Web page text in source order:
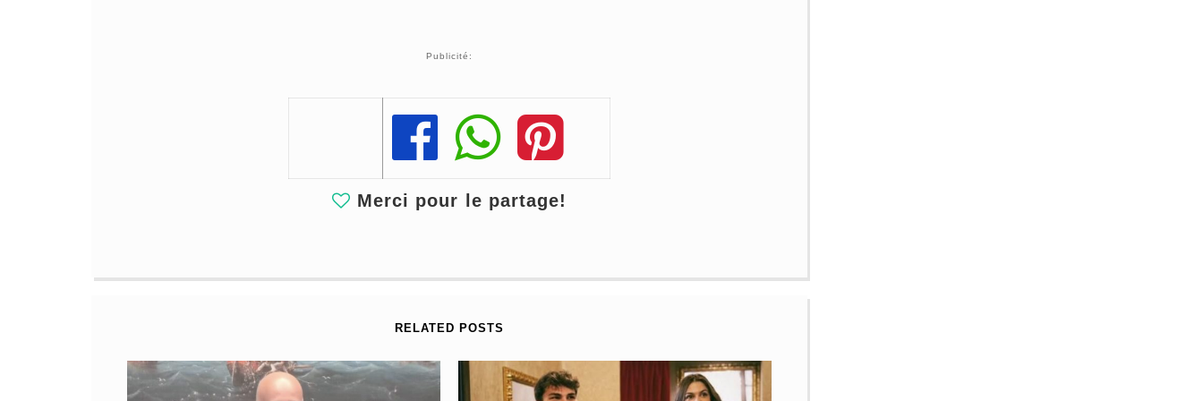
Publicité:
Share
Share
Share
Merci pour le partage!
RELATED POSTS